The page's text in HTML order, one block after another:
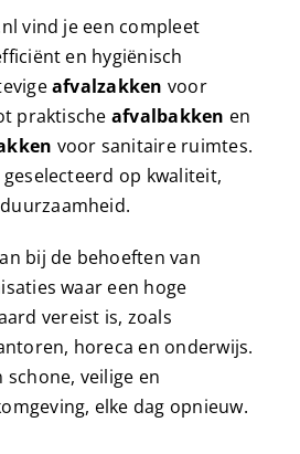
vind je een compleet
en hygiënisch
afvalzakken voor
praktische afvalbakken en
voor sanitaire ruimtes.
op kwaliteit,
bij de behoeften van
waar een hoge
vereist is, zoals
horeca en onderwijs.
veilige en
elke dag opnieuw.